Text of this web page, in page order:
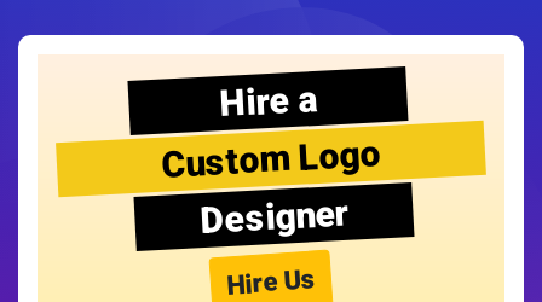
Hire a
Custom Logo
Designer
Hire Us